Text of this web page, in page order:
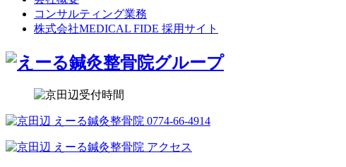
コンサルティング業務
株式会社MEDICAL FIDE 採用サイト